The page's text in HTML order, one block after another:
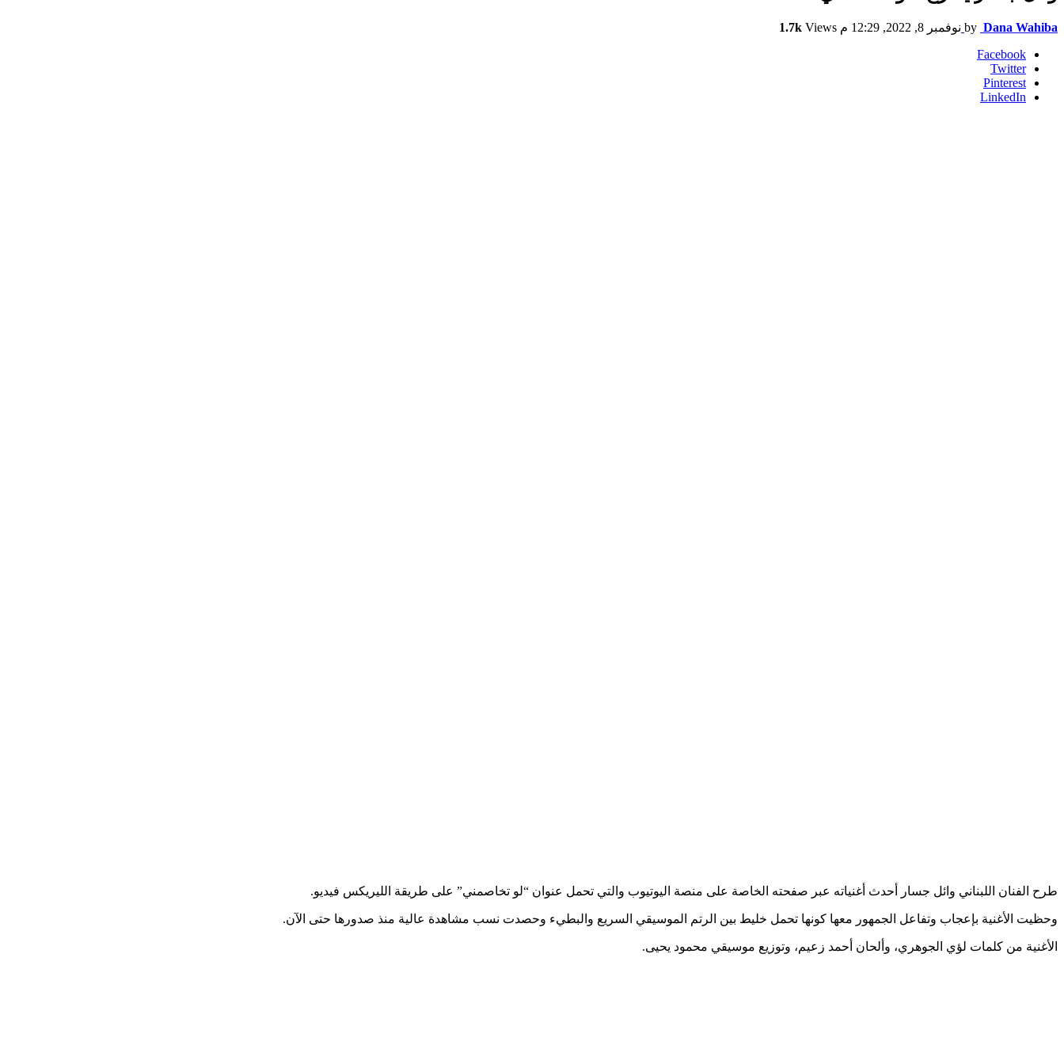
by Dana Wahiba نوفمبر 8, 2022, 12:29 م 1.7k Views
Facebook
Twitter
Pinterest
LinkedIn
طرح الفنان اللبناني وائل جسار أحدث أغنياته عبر صفحته الخاصة على منصة اليوتيوب والتي تحمل عنوان “لو تخاصمني” على طريقة الليريكس فيديو.
وحظيت الأغنية بإعجاب وتفاعل الجمهور معها كونها تحمل خليط بين الرتم الموسيقي السريع والبطيء وحصدت نسب مشاهدة عالية منذ صدورها حتى الآن.
الأغنية من كلمات لؤي الجوهري، وألحان أحمد زعيم، وتوزيع موسيقي محمود يحيى.